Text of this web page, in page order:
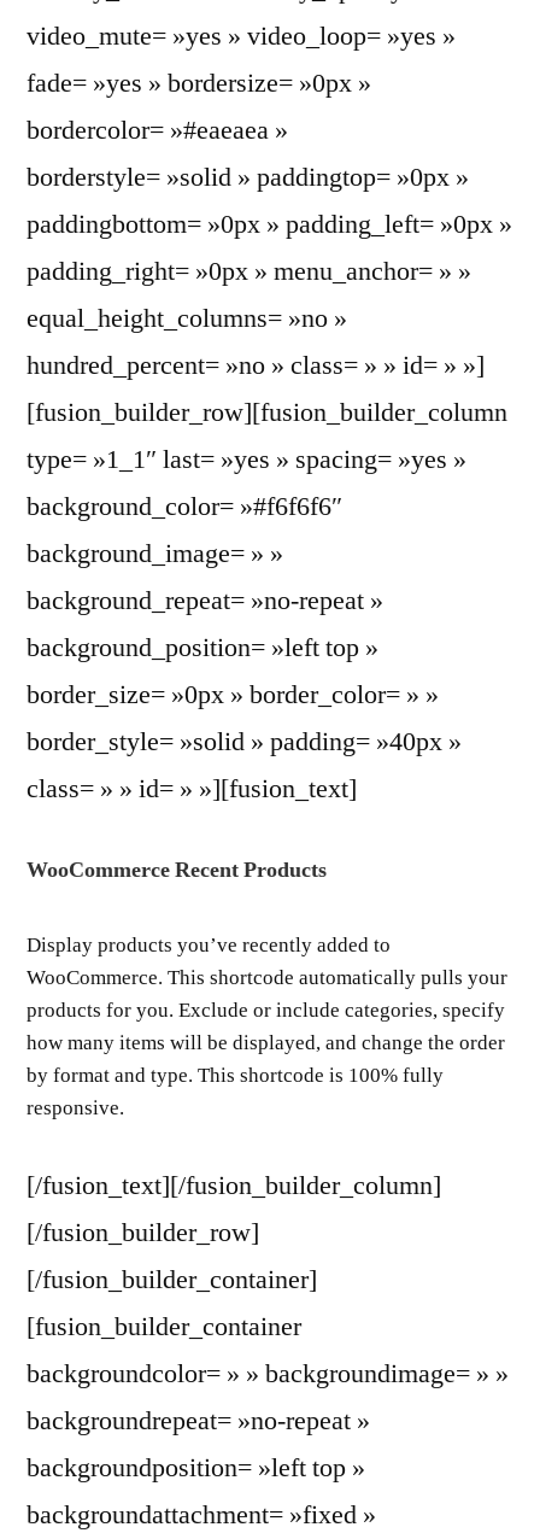
video_mute= »yes » video_loop= »yes »
fade= »yes » bordersize= »0px »
bordercolor= »#eaeaea »
borderstyle= »solid » paddingtop= »0px »
paddingbottom= »0px » padding_left= »0px »
padding_right= »0px » menu_anchor= » »
equal_height_columns= »no »
hundred_percent= »no » class= » » id= » »]
[fusion_builder_row][fusion_builder_column
type= »1_1″ last= »yes » spacing= »yes »
background_color= »#f6f6f6″
background_image= » »
background_repeat= »no-repeat »
background_position= »left top »
border_size= »0px » border_color= » »
border_style= »solid » padding= »40px »
class= » » id= » »][fusion_text]
WooCommerce Recent Products
Display products you’ve recently added to
WooCommerce. This shortcode automatically pulls your
products for you. Exclude or include categories, specify
how many items will be displayed, and change the order
by format and type. This shortcode is 100% fully
responsive.
[/fusion_text][/fusion_builder_column]
[/fusion_builder_row]
[/fusion_builder_container]
[fusion_builder_container
backgroundcolor= » » backgroundimage= » »
backgroundrepeat= »no-repeat »
backgroundposition= »left top »
backgroundattachment= »fixed »